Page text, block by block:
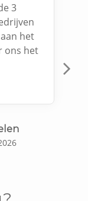
3
het
ons het